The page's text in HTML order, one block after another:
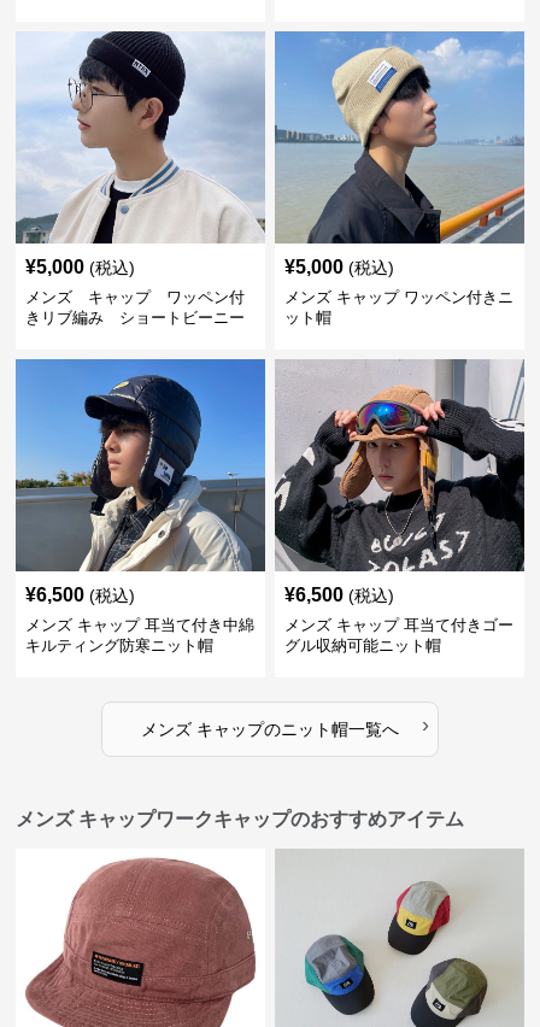
¥5,000 (税込)
メンズ キャップ ワッペン付
きリブ編み ショートビーニー
¥5,000 (税込)
メンズ キャップ ワッペン付きニ
ット帽
¥6,500 (税込)
メンズ キャップ 耳当て付き中綿
キルティング防寒ニット帽
¥6,500 (税込)
メンズ キャップ 耳当て付きゴー
グル収納可能ニット帽
メンズ キャップのニット帽一覧へ ›
メンズ キャップワークキャップのおすすめアイテム